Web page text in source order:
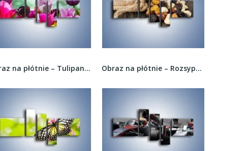
Obraz na płótnie – Tulipany o poranku –... Obraz na płótnie – Rozsypane bakalie –...